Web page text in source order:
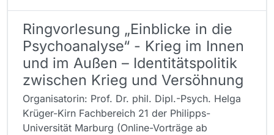
Ringvorlesung „Einblicke in die
Psychoanalyse“ - Krieg im Innen
und im Außen – Identitätspolitik
zwischen Krieg und Versöhnung
Organisatorin: Prof. Dr. phil. Dipl.-Psych. Helga
Krüger-Kirn Fachbereich 21 der Philipps-
Universität Marburg (Online-Vorträge ab